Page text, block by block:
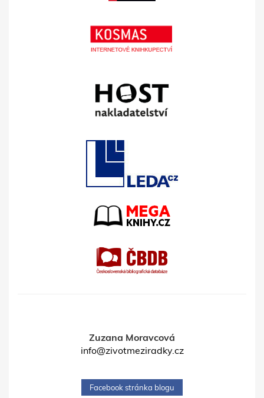
Zuzana Moravcová
info@zivotmeziradky.cz
Facebook stránka blogu